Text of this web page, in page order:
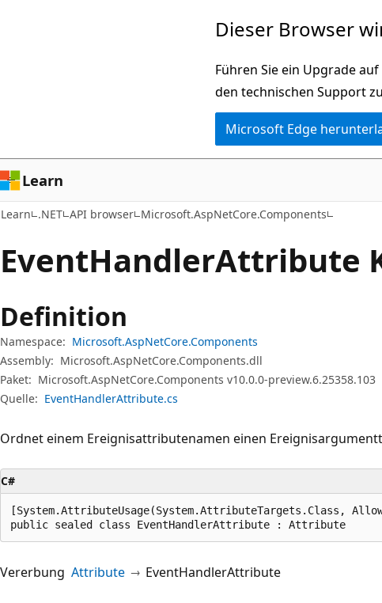
Dieser Browser
Führen Sie ein Upgrade
den technischen Support
Microsoft Edge
Learn
Learn .NET API browser Microsoft.AspNetCore.Components
EventHandlerAttribute
Definition
Namespace: Microsoft.AspNetCore.Components
Assembly: Microsoft.AspNetCore.Components.dll
Paket: Microsoft.AspNetCore.Components v10.0.0-preview.6.25358.103
Quelle: EventHandlerAttribute.cs
Ordnet einem Ereignisattributenamen einen
C#
[System.AttributeUsage(System.AttributeTargets.Class,
public sealed class EventHandlerAttribute : Attribute
Vererbung Attribute EventHandlerAttribute